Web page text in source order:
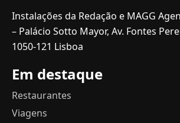
Instalações da Redação e MAGG
– Palácio Sotto Mayor, Av. Fontes
1050-121 Lisboa
Em destaque
Restaurantes
Viagens